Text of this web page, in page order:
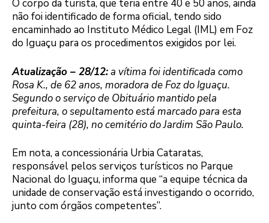
O corpo da turista, que teria entre 40 e 50 anos, ainda
não foi identificado de forma oficial, tendo sido
encaminhado ao Instituto Médico Legal (IML) em Foz
do Iguaçu para os procedimentos exigidos por lei.
Atualização – 28/12:a vítima foi identificada como
Rosa K., de 62 anos, moradora de Foz do Iguaçu.
Segundo o serviço de Obituário mantido pela
prefeitura, o sepultamento está marcado para esta
quinta-feira (28), no cemitério do Jardim São Paulo.
Em nota, a concessionária Urbia Cataratas,
responsável pelos serviços turísticos no Parque
Nacional do Iguaçu, informa que “a equipe técnica da
unidade de conservação está investigando o ocorrido,
junto com órgãos competentes”.